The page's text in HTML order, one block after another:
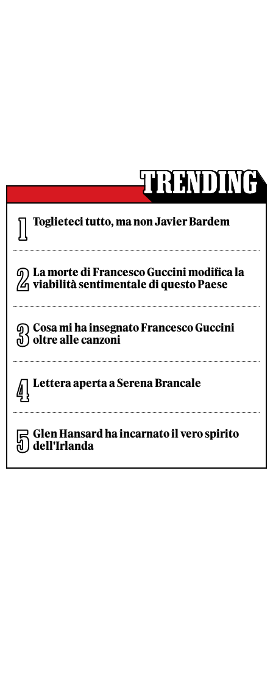
Toglieteci tutto, ma non Javier Bardem
La morte di Francesco Guccini modifica la
viabilità sentimentale di questo Paese
Cosa mi ha insegnato Francesco Guccini
oltre alle canzoni
Lettera aperta a Serena Brancale
Glen Hansard ha incarnato il vero spirito
dell'Irlanda